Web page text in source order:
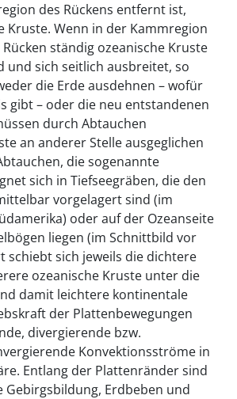
des Rückens entfernt ist,
Kruste. Wenn in der Kammregion
ständig ozeanische Kruste
und sich seitlich ausbreitet, so
die Erde ausdehnen – wofür
gibt – oder die neu entstandenen
durch Abtauchen
an anderer Stelle ausgeglichen
die sogenannte
sich in Tiefseegräben, die den
vorgelagert sind (im
oder auf der Ozeanseite
liegen (im Schnittbild vor
schiebt sich jeweils die dichtere
ozeanische Kruste unter die
damit leichtere kontinentale
der Plattenbewegungen
divergierende bzw.
Konvektionsströme in
Entlang der Plattenränder sind
Gebirgsbildung, Erdbeben und